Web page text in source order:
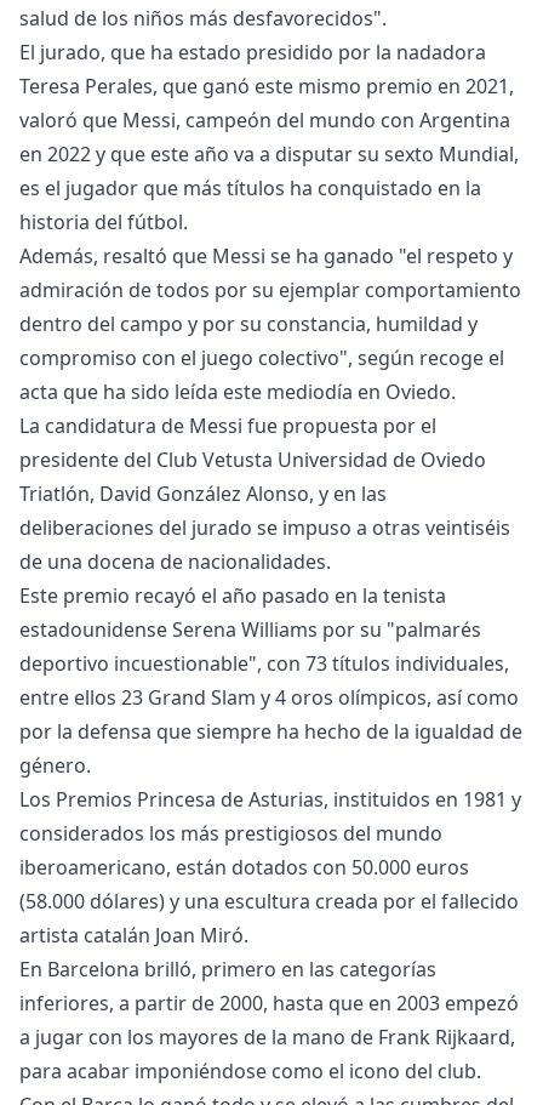
salud de los niños más desfavorecidos".
El jurado, que ha estado presidido por la nadadora
Teresa Perales, que ganó este mismo premio en 2021,
valoró que Messi, campeón del mundo con Argentina
en 2022 y que este año va a disputar su sexto Mundial,
es el jugador que más títulos ha conquistado en la
historia del fútbol.
Además, resaltó que Messi se ha ganado "el respeto y
admiración de todos por su ejemplar comportamiento
dentro del campo y por su constancia, humildad y
compromiso con el juego colectivo", según recoge el
acta que ha sido leída este mediodía en Oviedo.
La candidatura de Messi fue propuesta por el
presidente del Club Vetusta Universidad de Oviedo
Triatlón, David González Alonso, y en las
deliberaciones del jurado se impuso a otras veintiséis
de una docena de nacionalidades.
Este premio recayó el año pasado en la tenista
estadounidense Serena Williams por su "palmarés
deportivo incuestionable", con 73 títulos individuales,
entre ellos 23 Grand Slam y 4 oros olímpicos, así como
por la defensa que siempre ha hecho de la igualdad de
género.
Los Premios Princesa de Asturias, instituidos en 1981 y
considerados los más prestigiosos del mundo
iberoamericano, están dotados con 50.000 euros
(58.000 dólares) y una escultura creada por el fallecido
artista catalán Joan Miró.
En Barcelona brilló, primero en las categorías
inferiores, a partir de 2000, hasta que en 2003 empezó
a jugar con los mayores de la mano de Frank Rijkaard,
para acabar imponiéndose como el icono del club.